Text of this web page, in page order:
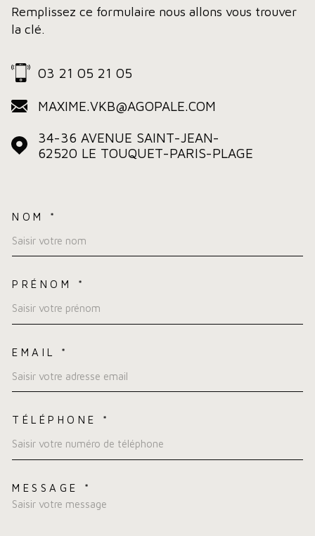
Remplissez ce formulaire nous allons vous trouver
la clé.
03 21 05 21 05
MAXIME.VKB@AGOPALE.COM
34-36 AVENUE SAINT-JEAN-
62520
LE TOUQUET-PARIS-PLAGE
NOM *
PRÉNOM *
EMAIL *
TÉLÉPHONE *
MESSAGE *